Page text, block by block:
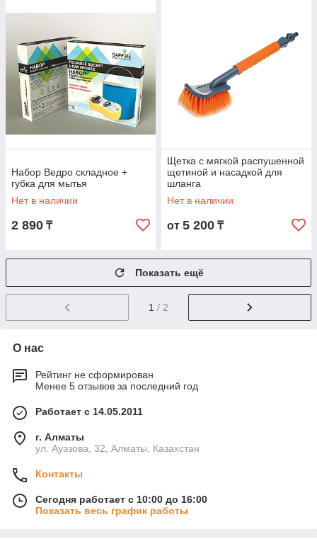
Набор Ведро складное +
губка для мытья
Нет в наличии
2 890 ₸
Щетка с мягкой распушенной
щетиной и насадкой для
шланга
Нет в наличии
от 5 200 ₸
Показать ещё
1 / 2
О нас
Рейтинг не сформирован
Менее 5 отзывов за последний год
Работает с 14.05.2011
г. Алматы
ул. Ауэзова, 32, Алматы, Казахстан
Контакты
Сегодня работает с 10:00 до 16:00
Показать весь график работы